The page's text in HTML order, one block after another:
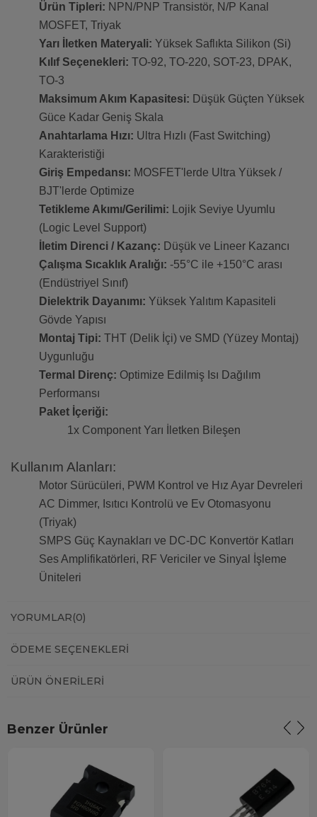
Ürün Tipleri: NPN/PNP Transistör, N/P Kanal
MOSFET, Triyak
Yarı İletken Materyali: Yüksek Saflıkta Silikon (Si)
Kılıf Seçenekleri: TO-92, TO-220, SOT-23, DPAK,
TO-3
Maksimum Akım Kapasitesi: Düşük Güçten Yüksek
Güce Kadar Geniş Skala
Anahtarlama Hızı: Ultra Hızlı (Fast Switching)
Karakteristiği
Giriş Empedansı: MOSFET'lerde Ultra Yüksek /
BJT'lerde Optimize
Tetikleme Akımı/Gerilimi: Lojik Seviye Uyumlu
(Logic Level Support)
İletim Direnci / Kazanç: Düşük ve Lineer Kazancı
Çalışma Sıcaklık Aralığı: -55°C ile +150°C arası
(Endüstriyel Sınıf)
Dielektrik Dayanımı: Yüksek Yalıtım Kapasiteli
Gövde Yapısı
Montaj Tipi: THT (Delik İçi) ve SMD (Yüzey Montaj)
Uygunluğu
Termal Direnç: Optimize Edilmiş Isı Dağılım
Performansı
Paket İçeriği:
1x Component Yarı İletken Bileşen
Kullanım Alanları:
Motor Sürücüleri, PWM Kontrol ve Hız Ayar Devreleri
AC Dimmer, Isıtıcı Kontrolü ve Ev Otomasyonu
(Triyak)
SMPS Güç Kaynakları ve DC-DC Konvertör Katları
Ses Amplifikatörleri, RF Vericiler ve Sinyal İşleme
Üniteleri
YORUMLAR(0)
ÖDEME SEÇENEKLERI
ÜRÜN ÖNERILERI
Benzer Ürünler